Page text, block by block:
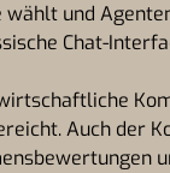
und
Chat-
Auch der